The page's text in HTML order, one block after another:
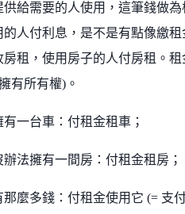
給需要的人使用，這筆錢做為
人付利息，是不是有點像繳租
租，使用房子的人付房租。租
有所有權)。
一台車：付租金租車；
法擁有一間房：付租金租房；
麼多錢：付租金使用它 (= 支